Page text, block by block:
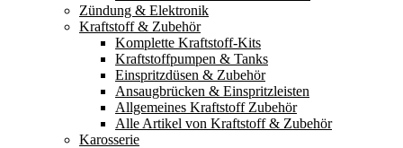
Zündung & Elektronik
Kraftstoff & Zubehör
Komplette Kraftstoff-Kits
Kraftstoffpumpen & Tanks
Einspritzdüsen & Zubehör
Ansaugbrücken & Einspritzleisten
Allgemeines Kraftstoff Zubehör
Alle Artikel von Kraftstoff & Zubehör
Karosserie